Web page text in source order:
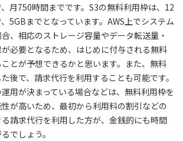
月750時間までです。S3の無料利用枠は、12
5GBまでとなっています。AWS上でシステム
、相応のストレージ容量やデータ転送量・
必要となるため、はじめに付与される無料
とが予想できるかと思います。また、無料
後で、請求代行を利用することも可能です。
用が決まっている場合などは、無料利用枠を
が高いため、最初から利用料の割引などの
請求代行を利用した方が、金銭的にも時間
でしょう。